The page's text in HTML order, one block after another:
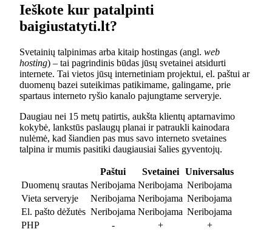
Ieškote kur patalpinti
baigiustatyti.lt?
Svetainių talpinimas arba kitaip hostingas (angl. web
hosting) – tai pagrindinis būdas jūsų svetainei atsidurti
internete. Tai vietos jūsų internetiniam projektui, el. paštui ar
duomenų bazei suteikimas patikimame, galingame, prie
spartaus interneto ryšio kanalo pajungtame serveryje.
Daugiau nei 15 metų patirtis, aukšta klientų aptarnavimo
kokybė, lankstūs paslaugų planai ir patraukli kainodara
nulėmė, kad šiandien pas mus savo interneto svetaines
talpina ir mumis pasitiki daugiausiai šalies gyventojų.
Paštui Svetainei
Universalus
Duomenų srautas Neribojama Neribojama Neribojama
Vieta serveryje
Neribojama Neribojama Neribojama
El. pašto dėžutės Neribojama Neribojama Neribojama
PHP
- +
+